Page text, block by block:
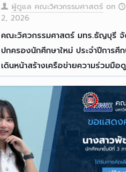
ผู้ดูแล คณะวิศวกรรมศาสตร์ on
2, 2026
คณะวิศวกรรมศาสตร์ มทร.ธัญบุรี จั
ปกครองนักศึกษาใหม่ ประจำปีการศึ
เดินหน้าสร้างเครือข่ายความร่วมมือ
คณะวิศวกรรมศาสตร์ มทร.ธัญบ[…]